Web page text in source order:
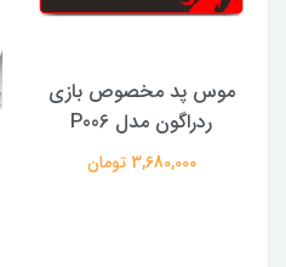
موس پد مخصوص بازى
ردراگون مدل P006
3,680,000 تومان